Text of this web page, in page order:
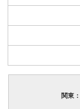
関東：